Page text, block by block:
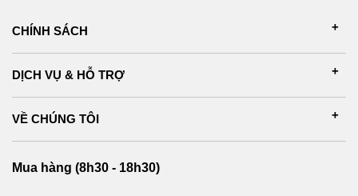
CHÍNH SÁCH
DỊCH VỤ & HỖ TRỢ
VỀ CHÚNG TÔI
Mua hàng (8h30 - 18h30)